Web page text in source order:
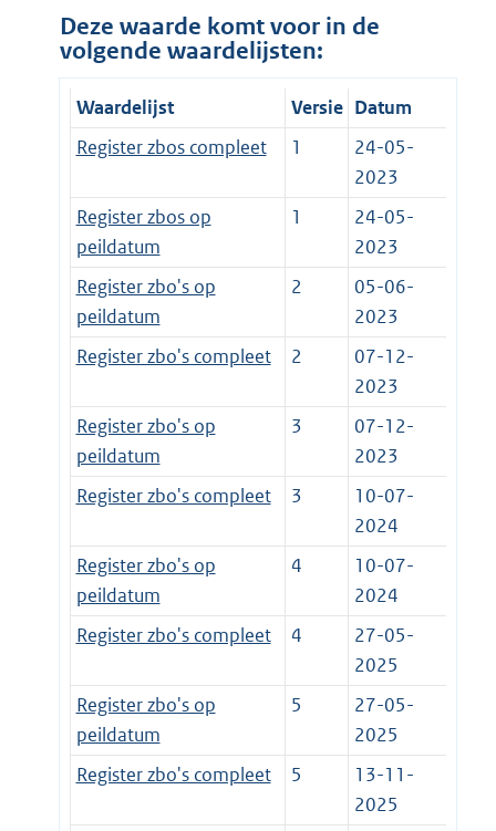
Deze waarde komt voor in de
volgende waardelijsten:
Waardelijst Versie Datum
Register zbos compleet
1
24-05-
2023
Register zbos op
peildatum
1
24-05-
2023
Register zbo's op
peildatum
2
05-06-
2023
Register zbo's compleet
2
07-12-
2023
Register zbo's op
peildatum
3
07-12-
2023
Register zbo's compleet
3
10-07-
2024
Register zbo's op
peildatum
4
10-07-
2024
Register zbo's compleet
4
27-05-
2025
Register zbo's op
peildatum
5
27-05-
2025
Register zbo's compleet
5
13-11-
2025